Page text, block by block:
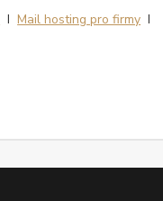
IMail hosting pro firmy I